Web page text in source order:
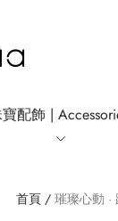
配飾 |
首頁 / 璀璨心動